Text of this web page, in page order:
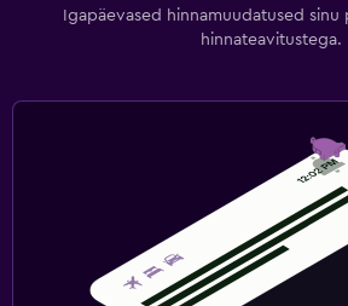
Igapäevased hinnamuudatused sinu
hinnateavitustega.